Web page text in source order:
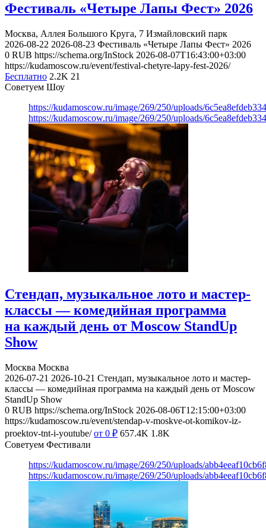
Фестиваль «Четыре Лапы Фест» 2026
Москва, Аллея Большого Круга, 7 Измайловский парк
2026-08-22 2026-08-23 Фестиваль «Четыре Лапы Фест» 2026
0 RUB https://schema.org/InStock 2026-08-07T16:43:00+03:00
https://kudamoscow.ru/event/festival-chetyre-lapy-fest-2026/
Бесплатно 2.2K 21
Советуем Шоу
https://kudamoscow.ru/image/269/250/uploads/
https://kudamoscow.ru/image/269/250/uploads/
Стендап, музыкальное лото и мастер-
классы — комедийная программа
на каждый день от Moscow StandUp
Show
Москва Москва
2026-07-21 2026-10-21 Стендап, музыкальное лото и мастер-
классы — комедийная программа на каждый день от Moscow
StandUp Show
0 RUB https://schema.org/InStock 2026-08-06T12:15:00+03:00
https://kudamoscow.ru/event/stendap-v-moskve-ot-komikov-iz-
proektov-tnt-i-youtube/ от 0 ₽ 657.4K 1.8K
Советуем Фестивали
https://kudamoscow.ru/image/269/250/uploads/
https://kudamoscow.ru/image/269/250/uploads/